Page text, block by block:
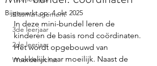
Klasmanagement
3de leerjaar
2de leerjaar
Woordenschat
Bijgewerkt op:4 okt 2025
In deze mini-bundel leren de
kinderen de basis rond coördinaten.
Het wordt opgebouwd van
makkelijk naar moeilijk. Naast de